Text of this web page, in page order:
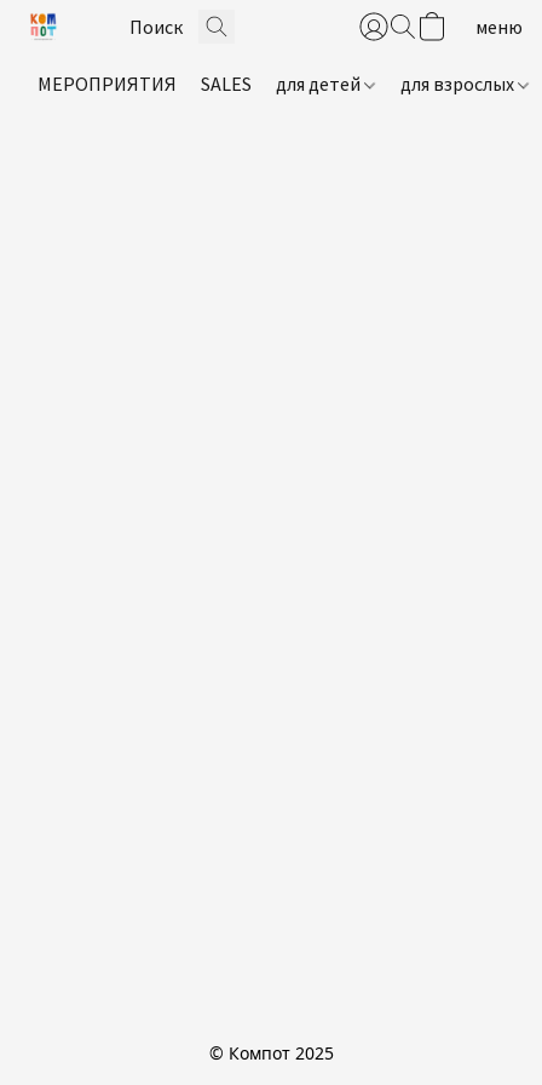
МЕРОПРИЯТИЯ SALES для детей для взрослых
© Компот 2025